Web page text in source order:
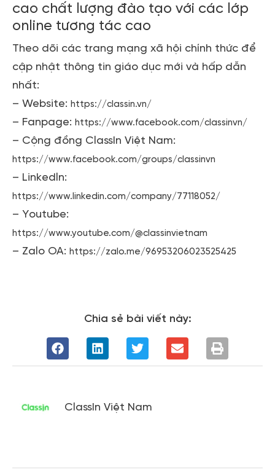
cao chất lượng đào tạo với các lớp
online tương tác cao
Theo dõi các trang mạng xã hội chính thức để
cập nhật thông tin giáo dục mới và hấp dẫn
nhất:
– Website: https://classin.vn/
– Fanpage: https://www.facebook.com/classinvn/
– Cộng đồng ClassIn Việt Nam:
https://www.facebook.com/groups/classinvn
– Linkedln:
https://www.linkedin.com/company/77118052/
– Youtube:
https://www.youtube.com/@classinvietnam
– Zalo OA: https://zalo.me/96953206023525425
Chia sẻ bài viết này:
ClassIn Việt Nam